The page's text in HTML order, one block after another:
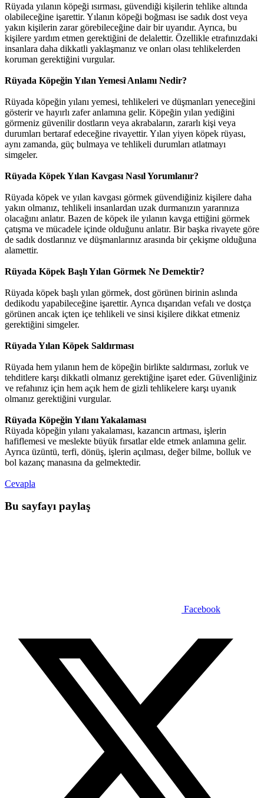
Rüyada yılanın köpeği ısırması, güvendiği kişilerin tehlike altında
olabileceğine işarettir. Yılanın köpeği boğması ise sadık dost veya
yakın kişilerin zarar görebileceğine dair bir uyarıdır. Ayrıca, bu
kişilere yardım etmen gerektiğini de delalettir. Özellikle etrafınızdaki
insanlara daha dikkatli yaklaşmanız ve onları olası tehlikelerden
koruman gerektiğini vurgular.
Rüyada Köpeğin Yılan Yemesi Anlamı Nedir?
Rüyada köpeğin yılanı yemesi, tehlikeleri ve düşmanları yeneceğini
gösterir ve hayırlı zafer anlamına gelir. Köpeğin yılan yediğini
görmeniz güvenilir dostların veya akrabaların, zararlı kişi veya
durumları bertaraf edeceğine rivayettir. Yılan yiyen köpek rüyası,
aynı zamanda, güç bulmaya ve tehlikeli durumları atlatmayı
simgeler.
Rüyada Köpek Yılan Kavgası Nasıl Yorumlanır?
Rüyada köpek ve yılan kavgası görmek güvendiğiniz kişilere daha
yakın olmanız, tehlikeli insanlardan uzak durmanızın yararınıza
olacağını anlatır. Bazen de köpek ile yılanın kavga ettiğini görmek
çatışma ve mücadele içinde olduğunu anlatır. Bir başka rivayete göre
de sadık dostlarınız ve düşmanlarınız arasında bir çekişme olduğuna
alamettir.
Rüyada Köpek Başlı Yılan Görmek Ne Demektir?
Rüyada köpek başlı yılan görmek, dost görünen birinin aslında
dedikodu yapabileceğine işarettir. Ayrıca dışarıdan vefalı ve dostça
görünen ancak içten içe tehlikeli ve sinsi kişilere dikkat etmeniz
gerektiğini simgeler.
Rüyada Yılan Köpek Saldırması
Rüyada hem yılanın hem de köpeğin birlikte saldırması, zorluk ve
tehditlere karşı dikkatli olmanız gerektiğine işaret eder. Güvenliğiniz
ve refahınız için hem açık hem de gizli tehlikelere karşı uyanık
olmanız gerektiğini vurgular.
Rüyada Köpeğin Yılanı Yakalaması
Rüyada köpeğin yılanı yakalaması, kazancın artması, işlerin
hafiflemesi ve meslekte büyük fırsatlar elde etmek anlamına gelir.
Ayrıca üzüntü, terfi, dönüş, işlerin açılması, değer bilme, bolluk ve
bol kazanç manasına da gelmektedir.
Cevapla
Bu sayfayı paylaş
Facebook